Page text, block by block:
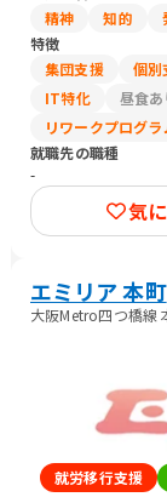
精神
知的
特徴
集団支援
個別
IT特化
昼食あ
リワークプログラ
就職先の職種
-
気
エミリア 本町
大阪Metro四つ橋線
就労移行支援